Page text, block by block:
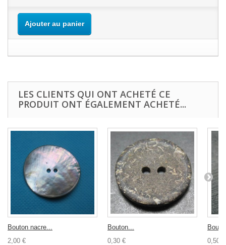
Ajouter au panier
LES CLIENTS QUI ONT ACHETÉ CE
PRODUIT ONT ÉGALEMENT ACHETÉ...
Bouton nacre...
2,00 €
Bouton...
0,30 €
0,50 €